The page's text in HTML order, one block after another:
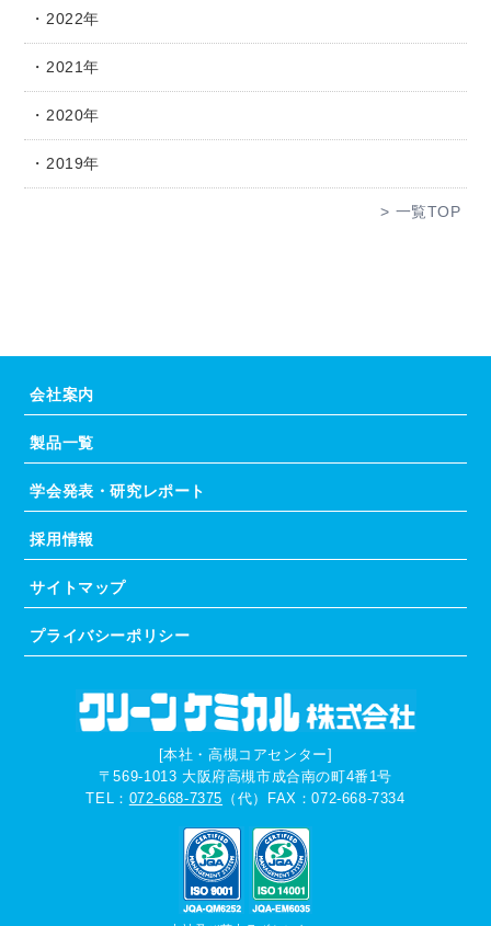
2022年
2021年
2020年
2019年
一覧TOP
会社案内
製品一覧
学会発表・研究レポート
採用情報
サイトマップ
プライバシーポリシー
[本社・高槻コアセンター]
〒569-1013 大阪府高槻市成合南の町4番1号
TEL： 072-668-7375 （代） FAX：072-668-7334